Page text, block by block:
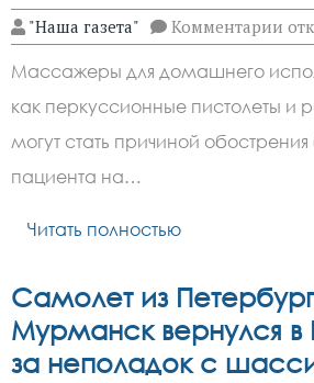
"Наша газета" Комментарии к
об
Массажеры для домашнего
как перкуссионные пистолеты и
могут стать причиной
пациента на…
Читать полностью
Самолет из
Мурманск вернулся в
за неполадок с